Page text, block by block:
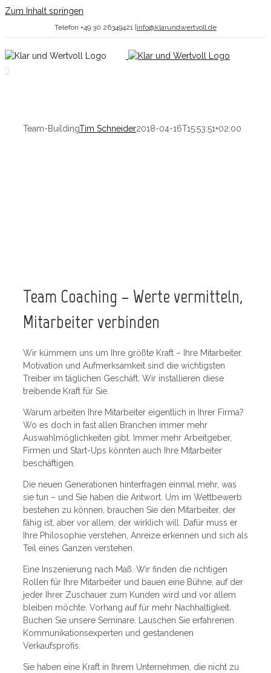
Zum Inhalt springen
Telefon +49 30 26349421 info@klarundwertvoll.de
Team-BuildingTim Schneider2018-04-16T15:53:51+02:00
Team Coaching – Werte vermitteln,
Mitarbeiter verbinden
Wir kümmern uns um Ihre größte Kraft – Ihre Mitarbeiter.
Motivation und Aufmerksamkeit sind die wichtigsten
Treiber im täglichen Geschäft. Wir installieren diese
treibende Kraft für Sie.
Warum arbeiten Ihre Mitarbeiter eigentlich in Ihrer Firma?
Wo es doch in fast allen Branchen immer mehr
Auswahlmöglichkeiten gibt. Immer mehr Arbeitgeber,
Firmen und Start-Ups könnten auch Ihre Mitarbeiter
beschäftigen.
Die neuen Generationen hinterfragen einmal mehr, was
sie tun – und Sie haben die Antwort. Um im Wettbewerb
bestehen zu können, brauchen Sie den Mitarbeiter, der
fähig ist, aber vor allem, der wirklich will. Dafür muss er
Ihre Philosophie verstehen, Anreize erkennen und sich als
Teil eines Ganzen verstehen.
Eine Inszenierung nach Maß. Wir finden die richtigen
Rollen für Ihre Mitarbeiter und bauen eine Bühne, auf der
jeder Ihrer Zuschauer zum Kunden wird und vor allem
bleiben möchte. Vorhang auf für mehr Nachhaltigkeit.
Buchen Sie unsere Seminare. Lauschen Sie erfahrenen
Kommunikationsexperten und gestandenen
Verkaufsprofis.
Sie haben eine Kraft in Ihrem Unternehmen, die nicht zu